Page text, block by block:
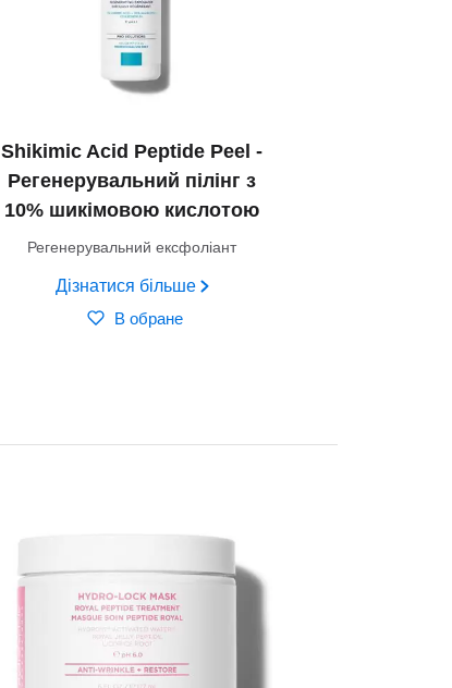
Shikimic Acid Peptide Peel -
Регенерувальний пілінг з
10% шикімовою кислотою
Регенерувальний ексфоліант
Дізнатися більше
В обране